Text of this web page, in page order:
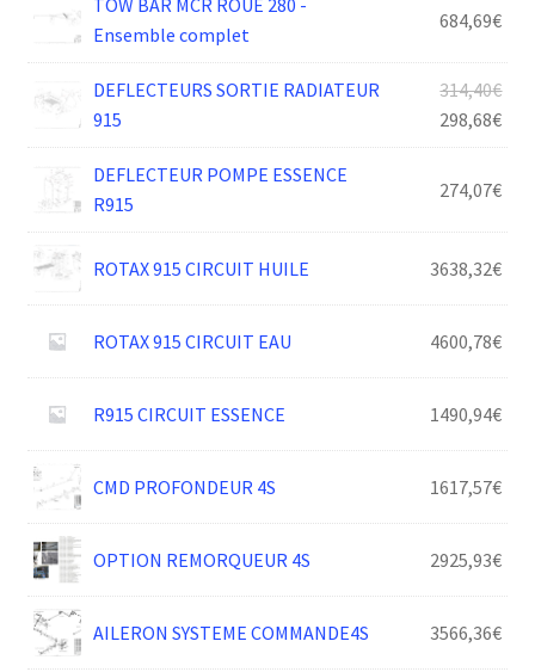
TOW BAR MCR ROUE 280 -
Ensemble complet
684,69€
DEFLECTEURS SORTIE RADIATEUR
915
314,40€Le
prix
298,68€Le
prix
DEFLECTEUR POMPE ESSENCE
R915
274,07€
ROTAX 915 CIRCUIT HUILE 3638,32€
ROTAX 915 CIRCUIT EAU 4600,78€
R915 CIRCUIT ESSENCE 1490,94€
CMD PROFONDEUR 4S 1617,57€
OPTION REMORQUEUR 4S 2925,93€
AILERON SYSTEME COMMANDE4S 3566,36€